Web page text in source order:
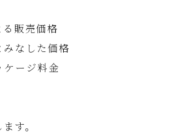
販売価格
なした価格
ケージ料金
す。